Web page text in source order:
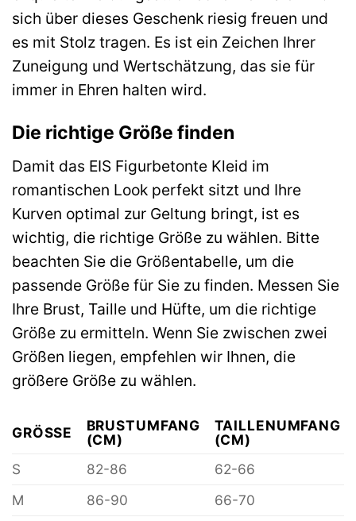
sich über dieses Geschenk riesig freuen und
es mit Stolz tragen. Es ist ein Zeichen Ihrer
Zuneigung und Wertschätzung, das sie für
immer in Ehren halten wird.
Die richtige Größe finden
Damit das EIS Figurbetonte Kleid im
romantischen Look perfekt sitzt und Ihre
Kurven optimal zur Geltung bringt, ist es
wichtig, die richtige Größe zu wählen. Bitte
beachten Sie die Größentabelle, um die
passende Größe für Sie zu finden. Messen Sie
Ihre Brust, Taille und Hüfte, um die richtige
Größe zu ermitteln. Wenn Sie zwischen zwei
Größen liegen, empfehlen wir Ihnen, die
größere Größe zu wählen.
GRÖSSE
BRUSTUMFANG
(CM)
TAILLENUMFANG
(CM)
S
82-86 62-66
M
86-90 66-70